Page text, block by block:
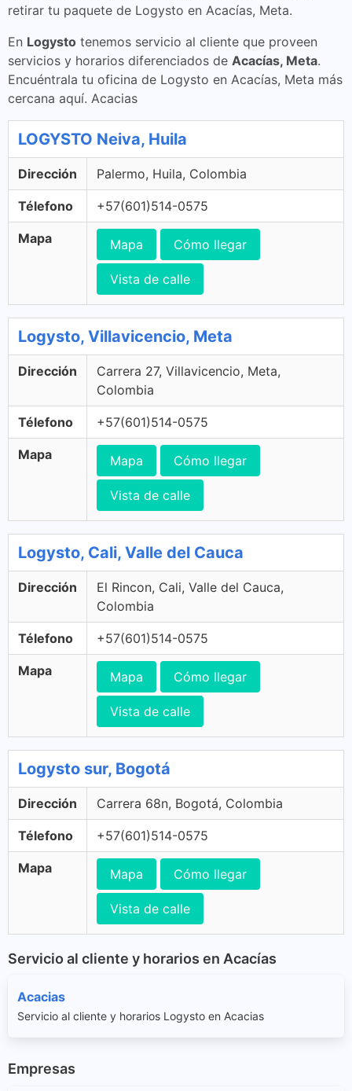
retirar tu paquete de Logysto en Acacías, Meta.
En Logysto tenemos servicio al cliente que proveen
servicios y horarios diferenciados de Acacías, Meta.
Encuéntrala tu oficina de Logysto en Acacías, Meta más
cercana aquí. Acacias
LOGYSTO Neiva, Huila
Dirección Palermo, Huila, Colombia
Télefono +57(601)514-0575
Mapa Mapa Cómo llegar
Vista de calle
Logysto, Villavicencio, Meta
Dirección
Carrera 27, Villavicencio, Meta,
Colombia
Télefono +57(601)514-0575
Mapa Mapa Cómo llegar
Vista de calle
Logysto, Cali, Valle del Cauca
Dirección
El Rincon, Cali, Valle del Cauca,
Colombia
Télefono +57(601)514-0575
Mapa Mapa Cómo llegar
Vista de calle
Logysto sur, Bogotá
Dirección Carrera 68n, Bogotá, Colombia
Télefono +57(601)514-0575
Mapa Mapa Cómo llegar
Vista de calle
Servicio al cliente y horarios en Acacías
Acacias
Servicio al cliente y horarios Logysto en Acacias
Empresas